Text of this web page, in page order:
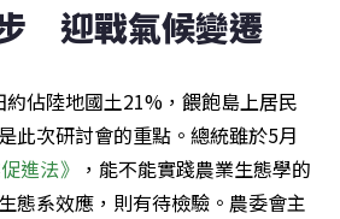
　迎戰氣候變遷
佔陸地國土21%，餵飽島上居民
此次研討會的重點。總統雖於5月
進法》 ，能不能實踐農業生態學的
態系效應，則有待檢驗。農委會主